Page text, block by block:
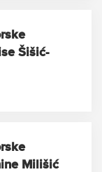
Šišić-
Milišić